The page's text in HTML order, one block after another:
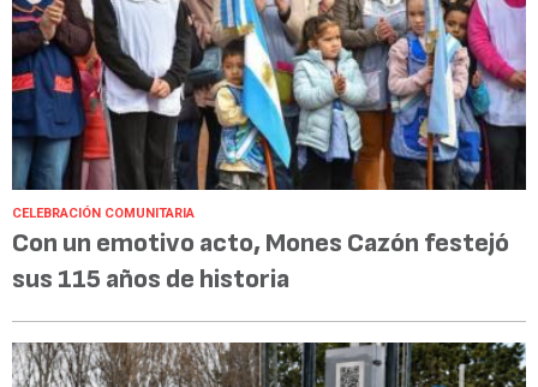
CELEBRACIÓN COMUNITARIA
Con un emotivo acto, Mones Cazón festejó
sus 115 años de historia